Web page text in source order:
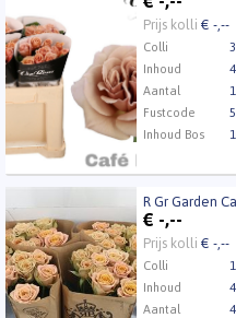
Prijs kolli € -,--
Colli 3
Inhoud
Aantal
Fustcode
Inhoud Bos
Kweker
Eerst Inloggen a.u.b.
R Gr Garden
€ -,--
Prijs kolli € -,--
Colli 1
Inhoud
Aantal
R Gr Garden Cappuccino
Eerst Inloggen a.u.b.